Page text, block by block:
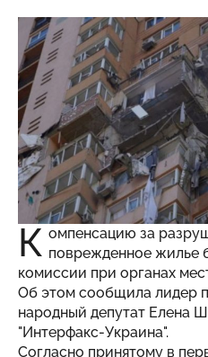
К омпенсацию за
поврежденное жилье
комиссии при органах
Об этом сообщила лидер
народный депутат Елена
"Интерфакс-Украина".
Согласно принятому в